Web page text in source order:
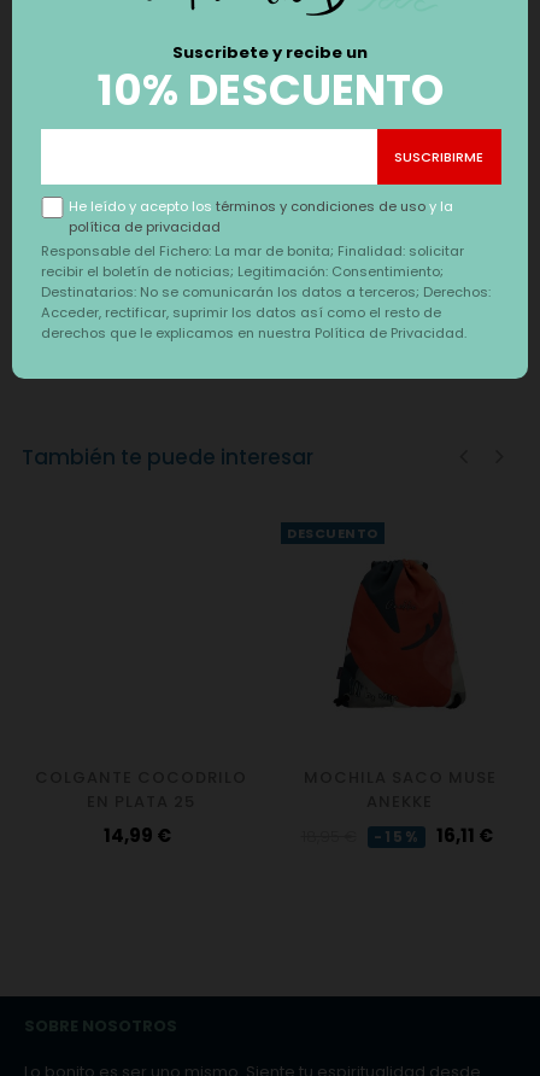
BOLSO MOCHILA GABOL
WEEK ECO
Precio
regular
27,99 € -10% Precio
25,19 €
También te puede interesar
Precio
14,99 €
DESCUENTO
-15% Precio
16,11 €
SOBRE NOSOTROS
Responsable del Fichero: La mar de bonita; Finalidad: solicitar
recibir el boletín de noticias; Legitimación: Consentimiento;
Destinatarios: No se comunicarán los datos a terceros; Derechos:
Acceder, rectificar, suprimir los datos así como el resto de
derechos que le explicamos en nuestra Política de Privacidad.
He leído y acepto lostérminos y condiciones de usoy la
política de privacidad
10% DESCUENTO
Suscribete y recibe un